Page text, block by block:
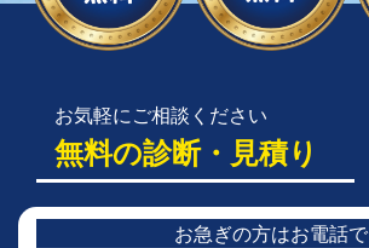
お気軽にご相談ください
無料の診断・見積り
お急ぎの方はお電話で